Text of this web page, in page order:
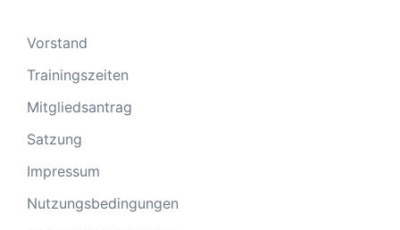
Vorstand
Trainingszeiten
Mitgliedsantrag
Satzung
Impressum
Nutzungsbedingungen